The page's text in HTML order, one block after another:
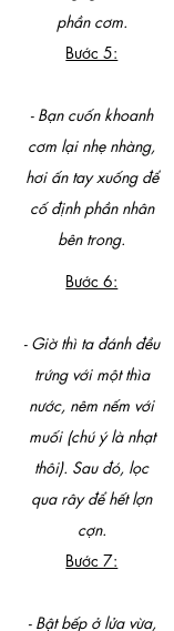
phần cơm.
Bước 5:
- Bạn cuốn khoanh
cơm lại nhẹ nhàng,
hơi ấn tay xuống để
cố định phần nhân
bên trong.
Bước 6:
- Giờ thì ta đánh đều
trứng với một thìa
nước, nêm nếm với
muối (chú ý là nhạt
thôi). Sau đó, lọc
qua rây để hết lợn
cợn.
Bước 7:
- Bật bếp ở lửa vừa,